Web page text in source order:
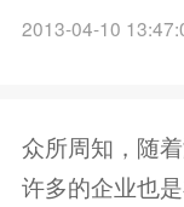
2013-04-10
众所周知，随
许多的企业也